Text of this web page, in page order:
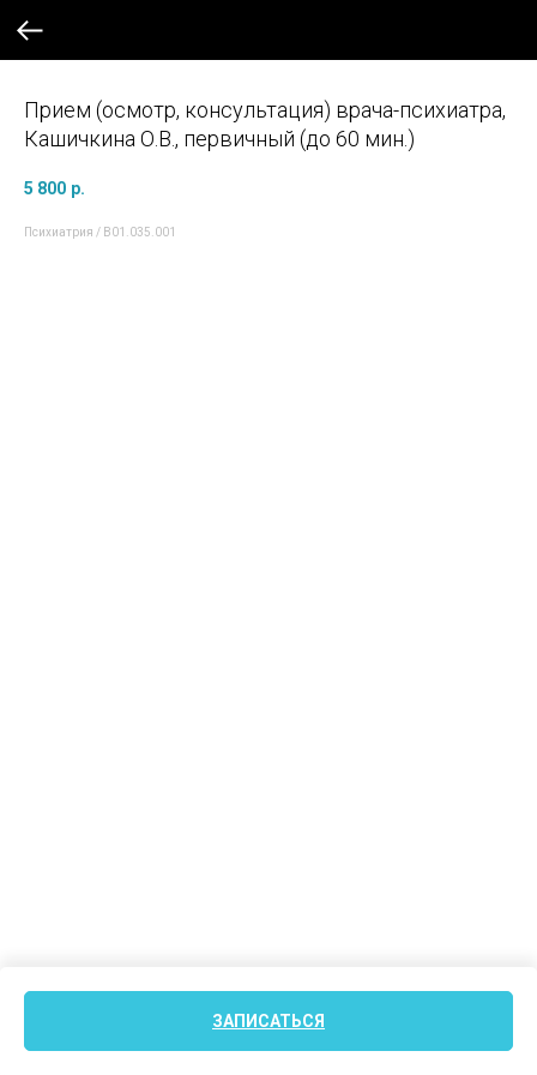
Прием (осмотр, консультация) врача-психиатра,
Кашичкина О.В., первичный (до 60 мин.)
5 800 р.
ЗАПИСАТЬСЯ
Психиатрия / B01.035.001